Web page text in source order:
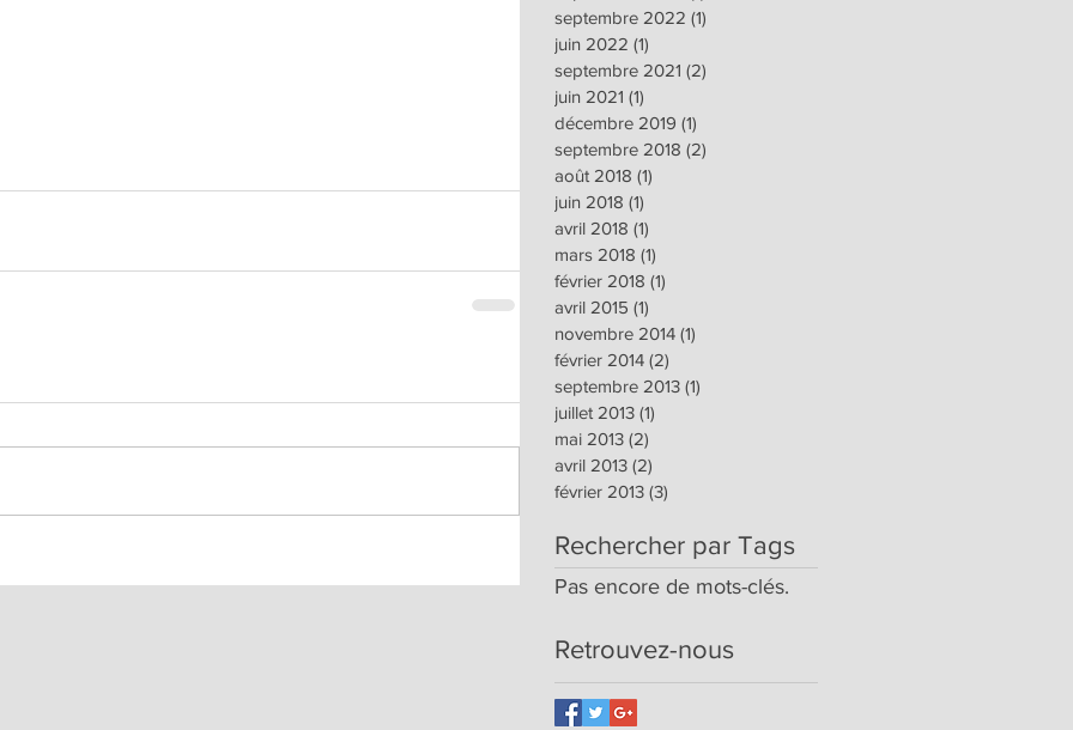
septembre 2022 (1)
juin 2022 (1)
septembre 2021 (2)
juin 2021 (1)
décembre 2019 (1)
septembre 2018 (2)
août 2018 (1)
juin 2018 (1)
avril 2018 (1)
mars 2018 (1)
février 2018 (1)
avril 2015 (1)
novembre 2014 (1)
février 2014 (2)
septembre 2013 (1)
juillet 2013 (1)
mai 2013 (2)
avril 2013 (2)
février 2013 (3)
Rechercher par Tags
Pas encore de mots-clés.
Retrouvez-nous